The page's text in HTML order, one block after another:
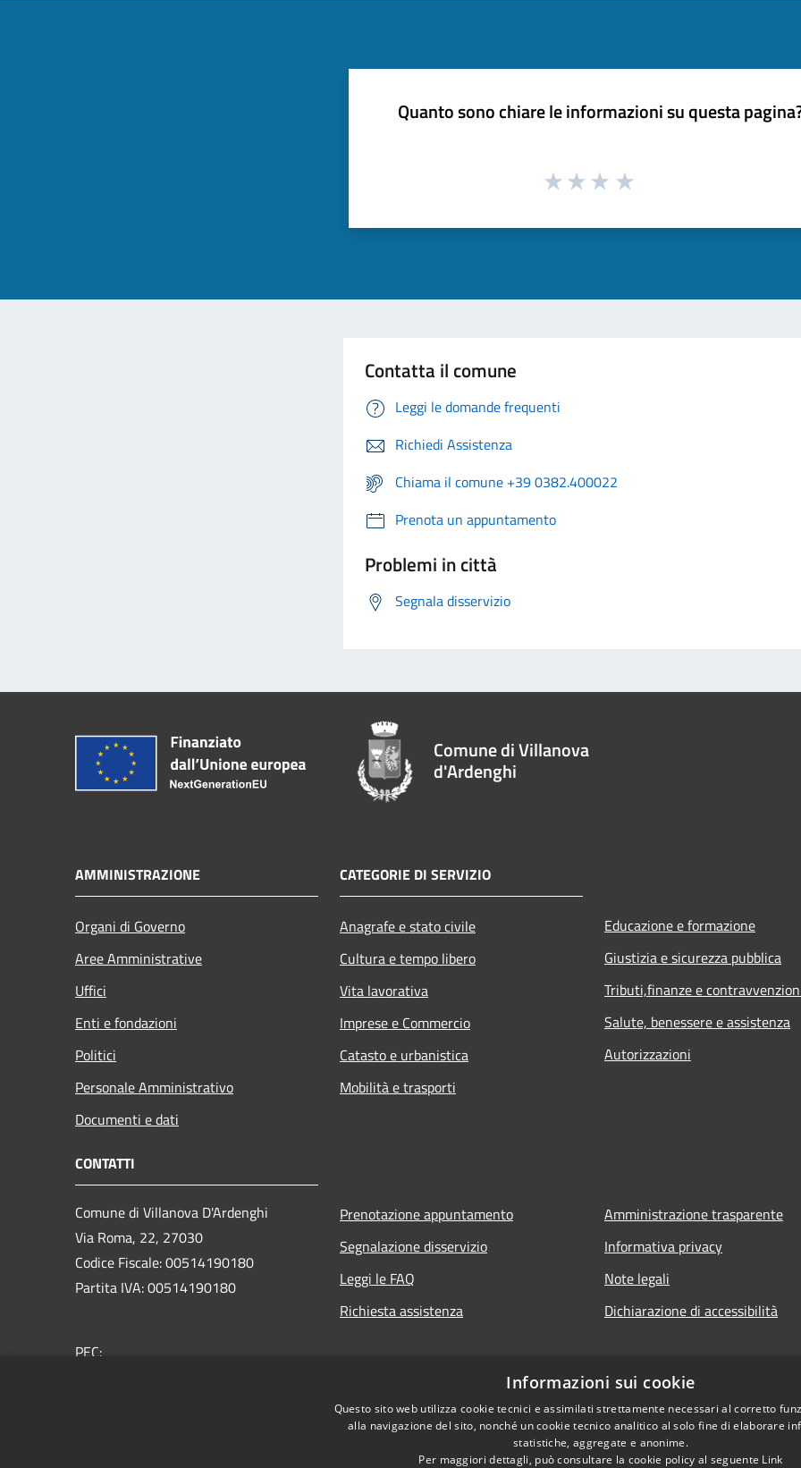
Quanto sono chiare le informazioni su questa
Contatta il comune
Leggi le domande frequenti
Richiedi Assistenza
Chiama il comune +39 0382.400022
Prenota un appuntamento
Problemi in città
Segnala disservizio
Comune di Villanova
d'Ardenghi
AMMINISTRAZIONE
Organi di Governo
Aree Amministrative
Uffici
Enti e fondazioni
Politici
Personale Amministrativo
Documenti e dati
CATEGORIE DI SERVIZIO
Anagrafe e stato civile
Cultura e tempo libero
Vita lavorativa
Imprese e Commercio
Catasto e urbanistica
Mobilità e trasporti
Educazione e formazione
Giustizia e sicurezza pubblica
Tributi,finanze e
Salute, benessere e assistenza
Autorizzazioni
CONTATTI
Comune di Villanova D'Ardenghi
Via Roma, 22, 27030
Codice Fiscale: 00514190180
Partita IVA: 00514190180
PEC:
Prenotazione appuntamento
Segnalazione disservizio
Leggi le FAQ
Richiesta assistenza
Amministrazione trasparente
Informativa privacy
Note legali
Dichiarazione di accessibilità
Informazioni sui cookie
Questo sito web utilizza cookie tecnici e assimilati strettamente necessari al corretto
alla navigazione del sito, nonché un cookie tecnico analitico al solo fine di elaborare
statistiche, aggregate e anonime.
Per maggiori dettagli, può consultare la cookie policy al seguente Link